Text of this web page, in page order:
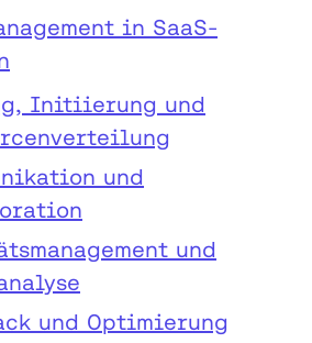
in SaaS-
Initiierung und
und
und
und Optimierung